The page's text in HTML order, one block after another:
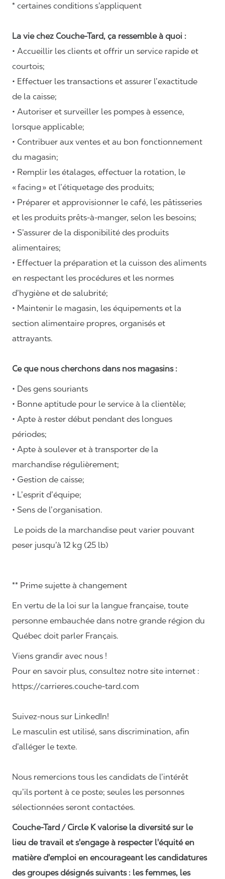
* certaines conditions s’appliquent
La vie chez Couche-Tard, ça ressemble à quoi :
• Accueillir les clients et offrir un service rapide et
courtois;
• Effectuer les transactions et assurer l’exactitude
de la caisse;
• Autoriser et surveiller les pompes à essence,
lorsque applicable;
• Contribuer aux ventes et au bon fonctionnement
du magasin;
• Remplir les étalages, effectuer la rotation, le
«facing» et l’étiquetage des produits;
• Préparer et approvisionner le café, les pâtisseries
et les produits prêts-à-manger, selon les besoins;
• S’assurer de la disponibilité des produits
alimentaires;
• Effectuer la préparation et la cuisson des aliments
en respectant les procédures et les normes
d’hygiène et de salubrité;
• Maintenir le magasin, les équipements et la
section alimentaire propres, organisés et
attrayants.
Ce que nous cherchons dans nos magasins :
• Des gens souriants
• Bonne aptitude pour le service à la clientèle;
• Apte à rester début pendant des longues
périodes;
• Apte à soulever et à transporter de la
marchandise régulièrement;
• Gestion de caisse;
• L’esprit d’équipe;
• Sens de l’organisation.
Le poids de la marchandise peut varier pouvant
peser jusqu’à 12 kg (25 lb)
** Prime sujette à changement
En vertu de la loi sur la langue française, toute
personne embauchée dans notre grande région du
Québec doit parler Français.
Viens grandir avec nous !
Pour en savoir plus, consultez notre site internet :
https://carrieres.couche-tard.com
Suivez-nous sur LinkedIn!
Le masculin est utilisé, sans discrimination, afin
d’alléger le texte.
Nous remercions tous les candidats de l’intérêt
qu’ils portent à ce poste; seules les personnes
sélectionnées seront contactées.
Couche-Tard / Circle K valorise la diversité sur le
lieu de travail et s'engage à respecter l'équité en
matière d'emploi en encourageant les candidatures
des groupes désignés suivants : les femmes, les